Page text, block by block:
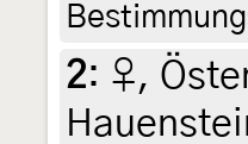
2: ♀,